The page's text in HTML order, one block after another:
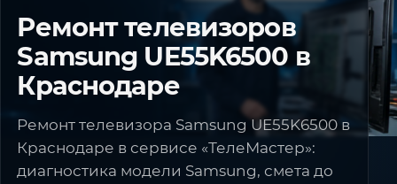
Ремонт телевизоров
Samsung UE55K6500 в
Краснодаре
Ремонт телевизора Samsung UE55K6500 в
Краснодаре в сервисе «ТелеМастер»:
диагностика модели Samsung, смета до